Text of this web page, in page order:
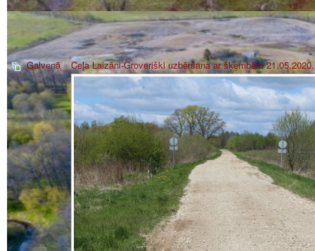
Galvenā»Ceļa Laizāni-Groveriški uzbēršana ar šķembām 21.05.2020.